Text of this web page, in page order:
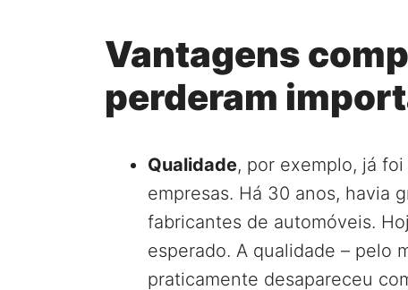
Vantagens
perderam
Qualidade, por exemplo, já
empresas. Há 30 anos, havia
fabricantes de automóveis.
esperado. A qualidade – pelo
praticamente desapareceu